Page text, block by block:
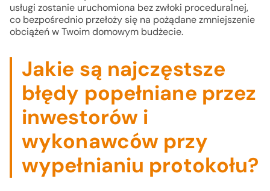
usługi zostanie uruchomiona bez zwłoki proceduralnej,
co bezpośrednio przełoży się na pożądane zmniejszenie
obciążeń w Twoim domowym budżecie.
Jakie są najczęstsze
błędy popełniane przez
inwestorów i
wykonawców przy
wypełnianiu protokołu?